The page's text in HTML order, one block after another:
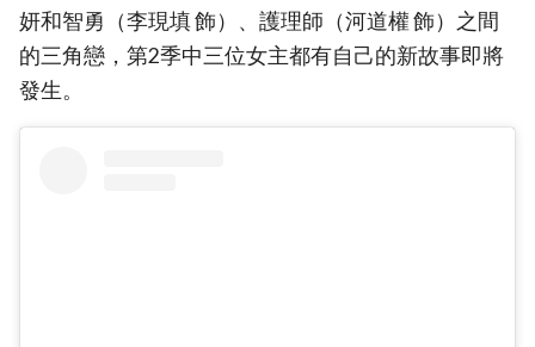
妍和智勇（李現填 飾）、護理師（河道權 飾）之間
的三角戀，第2季中三位女主都有自己的新故事即將
發生。